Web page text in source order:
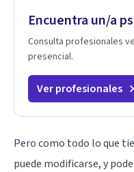
Encuentra un/a
Consulta profesionales
presencial.
Ver profesionales
Pero como todo lo que
puede modificarse, y